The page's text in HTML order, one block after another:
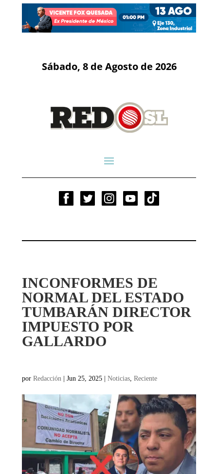
Sábado, 8 de Agosto de 2026
INCONFORMES DE
NORMAL DEL ESTADO
TUMBARÁN DIRECTOR
IMPUESTO POR
GALLARDO
por Redacción | Jun 25, 2025| Noticias, Reciente